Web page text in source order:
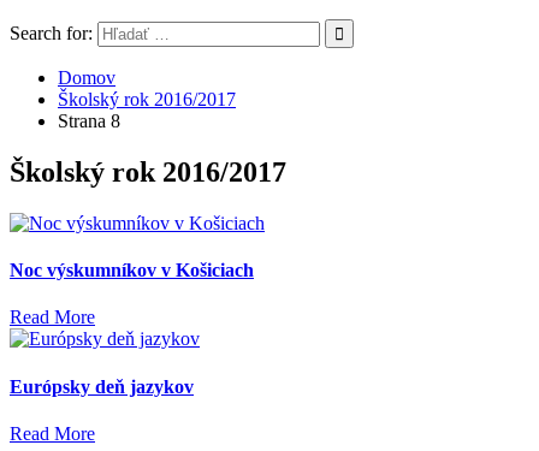
Search for:
Domov
Školský rok 2016/2017
Strana 8
Školský rok 2016/2017
Noc výskumníkov v Košiciach
Read More
Európsky deň jazykov
Read More